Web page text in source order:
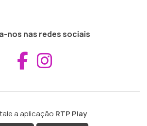
nos nas redes sociais
Aceder ao
a aplicação RTP Play